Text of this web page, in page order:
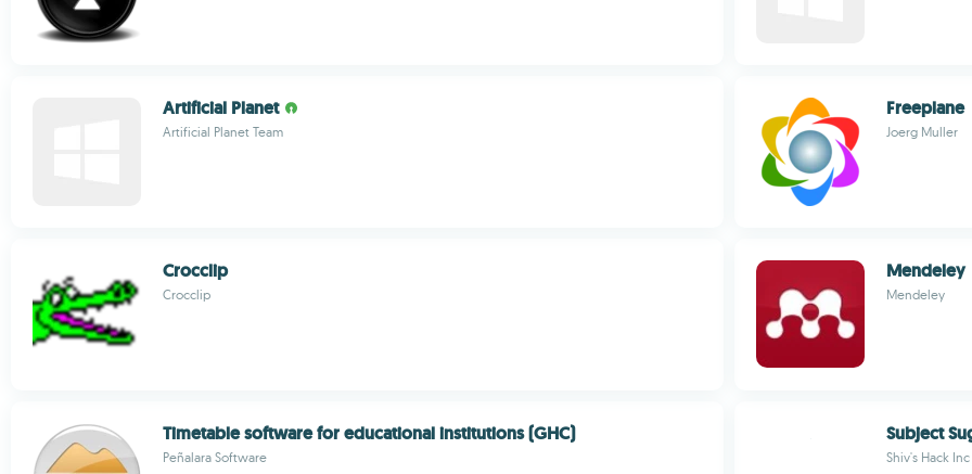
Artificial Planet
Artificial Planet Team
Freeplane
Joerg Muller
Crocclip
Crocclip
Mendeley
Mendeley
Timetable software for educational institutions (GHC)
Peñalara Software
Subject
Shiv's Hack Inc